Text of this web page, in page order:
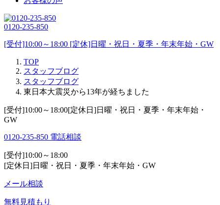
0120-235-850
[受付]10:00～18:00 [定休]日曜・祝日・夏季・年末年始・GW
TOP
スタッフブログ
スタッフブログ
東日本大震災から13年が経ちました
[受付]10:00～18:00[定休日]日曜・祝日・夏季・年末年始・
GW
0120-235-850 電話相談
[受付]10:00～18:00
[定休日]日曜・祝日・夏季・年末年始・GW
メール相談
無料見積もり